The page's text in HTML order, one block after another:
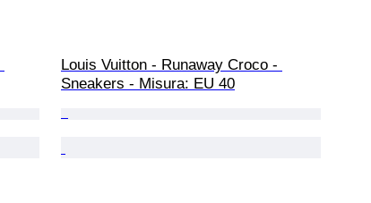
Louis Vuitton - Runaway Croco -
Sneakers - Misura: EU 40